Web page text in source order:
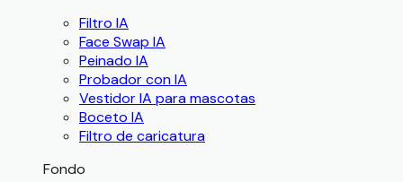
Filtro IA
Face Swap IA
Peinado IA
Probador con IA
Vestidor IA para mascotas
Boceto IA
Filtro de caricatura
Fondo